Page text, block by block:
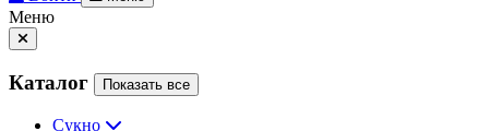
Меню
Каталог Показать все
Сукно